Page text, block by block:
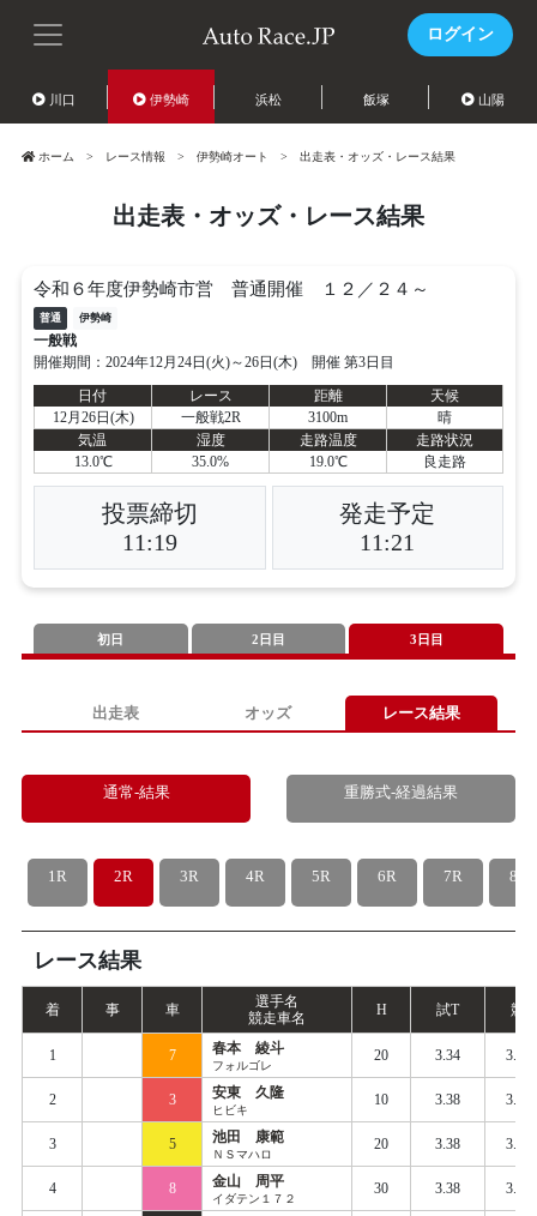
ログイン
川口 伊勢崎 浜松 飯塚 山陽
ホーム レース情報 伊勢崎オート 出走表・オッズ・レース結果
出走表・オッズ・レース結果
令和６年度伊勢崎市営 普通開催 １２／２４～
普通 伊勢崎
一般戦
開催期間：2024年12月24日(火)～26日(木) 開催 第3日目
日付
レース 距離
天候
12月26日(木)
一般戦2R 3100m
晴
気温
湿度 走路温度
走路状況
13.0℃
35.0% 19.0℃ 良走路
投票締切
11:19
発走予定
11:21
初日 2日目 3日目
出走表 オッズ レース結果
通常-結果 重勝式-経過結果
1R 2R 3R 4R 5R 6R 7R 8R
レース結果
着 事 車
選手名
競走車名
H 試T 競
1 7 春本 綾斗
フォルゴレ
20 3.34 3.433
2 3 安東 久隆
ヒビキ
10 3.38 3.457
3 5 池田 康範
ＮＳマハロ
20 3.38 3.449
4 8 金山 周平
イダテン１７２
30 3.38 3.444